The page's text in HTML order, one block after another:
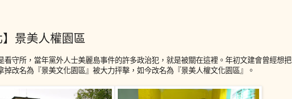
】景美人權園區
看守所，當年黨外人士美麗島事件的許多政治犯，就是被關在這裡。年初文建會曾經想把
掉改名為『景美文化園區』被大力抨擊，如今改名為『景美人權文化園區』。